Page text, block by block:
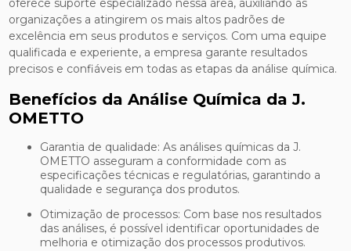
oferece suporte especializado nessa área, auxiliando as
organizações a atingirem os mais altos padrões de
excelência em seus produtos e serviços. Com uma equipe
qualificada e experiente, a empresa garante resultados
precisos e confiáveis em todas as etapas da análise química.
Benefícios da Análise Química da J.
OMETTO
Garantia de qualidade: As análises químicas da J.
OMETTO asseguram a conformidade com as
especificações técnicas e regulatórias, garantindo a
qualidade e segurança dos produtos.
Otimização de processos: Com base nos resultados
das análises, é possível identificar oportunidades de
melhoria e otimização dos processos produtivos.